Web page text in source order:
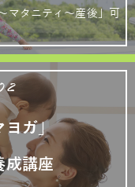
マタニティ～産後」可
ヨガ」
成講座